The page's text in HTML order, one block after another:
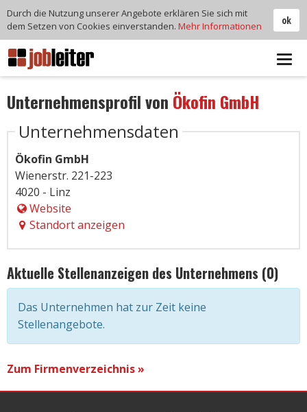
Unternehmensprofil von Ökofin GmbH
Unternehmensdaten
Ökofin GmbH
Wienerstr. 221-223
4020 - Linz
Website
Standort anzeigen
Aktuelle Stellenanzeigen des Unternehmens (0)
Das Unternehmen hat zur Zeit keine
Stellenangebote.
Zum Firmenverzeichnis »
ok
Durch die Nutzung unserer Angebote erklären Sie sich mit
dem Setzen von Cookies einverstanden. Mehr Informationen